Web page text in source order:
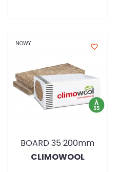
NOWY favorite_border
BOARD 35 200mm
CLIMOWOOL